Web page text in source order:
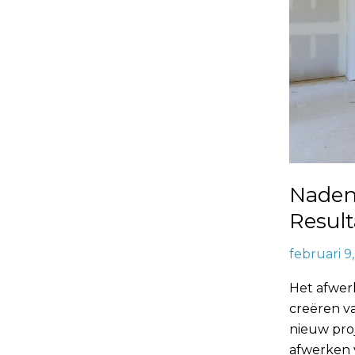
februari
Het
creëren
nieuw
afwerken